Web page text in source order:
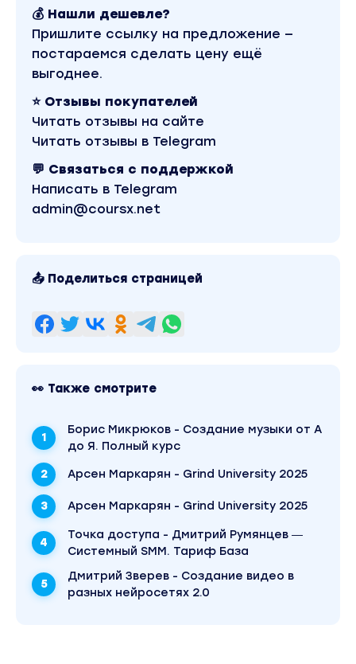
💰 Нашли дешевле?
Пришлите ссылку на предложение —
постараемся сделать цену ещё
выгоднее.
⭐ Отзывы покупателей
Читать отзывы на сайте
Читать отзывы в Telegram
💬 Связаться с поддержкой
Написать в Telegram
admin@coursx.net
📤 Поделиться страницей
👀 Также смотрите
Борис Микрюков - Создание музыки от А
до Я. Полный курс
Арсен Маркарян - Grind University 2025
Арсен Маркарян - Grind University 2025
Точка доступа - Дмитрий Румянцев ―
Системный SMM. Тариф База
Дмитрий Зверев - Создание видео в
разных нейросетях 2.0